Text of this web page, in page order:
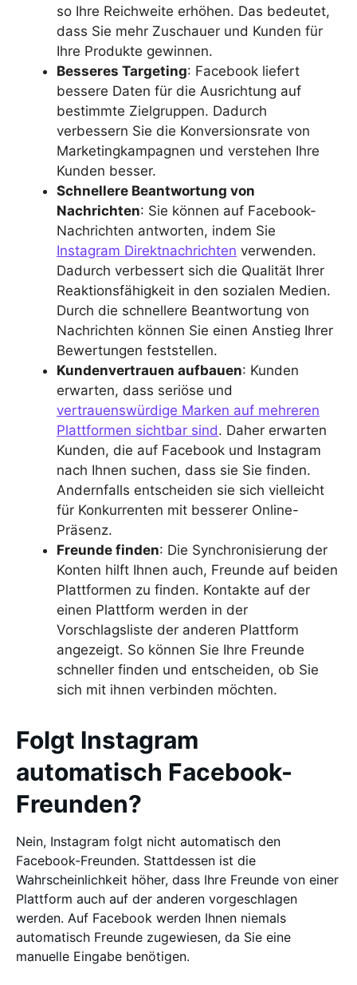
so Ihre Reichweite erhöhen. Das bedeutet,
dass Sie mehr Zuschauer und Kunden für
Ihre Produkte gewinnen.
Besseres Targeting: Facebook liefert
bessere Daten für die Ausrichtung auf
bestimmte Zielgruppen. Dadurch
verbessern Sie die Konversionsrate von
Marketingkampagnen und verstehen Ihre
Kunden besser.
Schnellere Beantwortung von
Nachrichten: Sie können auf Facebook-
Nachrichten antworten, indem Sie
Instagram Direktnachrichten verwenden.
Dadurch verbessert sich die Qualität Ihrer
Reaktionsfähigkeit in den sozialen Medien.
Durch die schnellere Beantwortung von
Nachrichten können Sie einen Anstieg Ihrer
Bewertungen feststellen.
Kundenvertrauen aufbauen: Kunden
erwarten, dass seriöse und
vertrauenswürdige Marken auf mehreren
Plattformen sichtbar sind. Daher erwarten
Kunden, die auf Facebook und Instagram
nach Ihnen suchen, dass sie Sie finden.
Andernfalls entscheiden sie sich vielleicht
für Konkurrenten mit besserer Online-
Präsenz.
Freunde finden: Die Synchronisierung der
Konten hilft Ihnen auch, Freunde auf beiden
Plattformen zu finden. Kontakte auf der
einen Plattform werden in der
Vorschlagsliste der anderen Plattform
angezeigt. So können Sie Ihre Freunde
schneller finden und entscheiden, ob Sie
sich mit ihnen verbinden möchten.
Folgt Instagram
automatisch Facebook-
Freunden?
Nein, Instagram folgt nicht automatisch den
Facebook-Freunden. Stattdessen ist die
Wahrscheinlichkeit höher, dass Ihre Freunde von einer
Plattform auch auf der anderen vorgeschlagen
werden. Auf Facebook werden Ihnen niemals
automatisch Freunde zugewiesen, da Sie eine
manuelle Eingabe benötigen.